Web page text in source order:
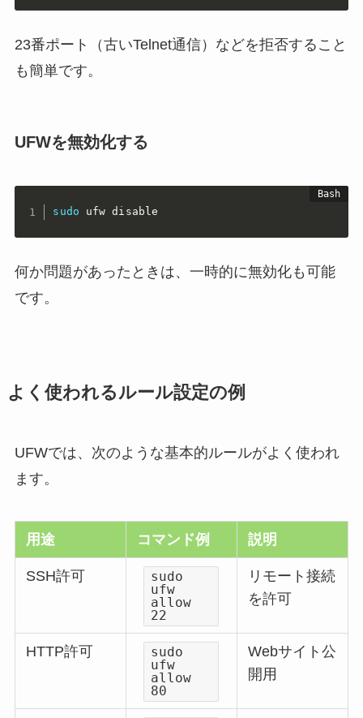
23番ポート（古いTelnet通信）などを拒否すること
も簡単です。
UFWを無効化する
sudo ufw disable
何か問題があったときは、一時的に無効化も可能
です。
よく使われるルール設定の例
UFWでは、次のような基本的ルールがよく使われ
ます。
用途 コマンド例 説明
SSH許可
sudo
ufw
allow
22
リモート接続
を許可
HTTP許可
sudo
ufw
allow
80
Webサイト公
開用